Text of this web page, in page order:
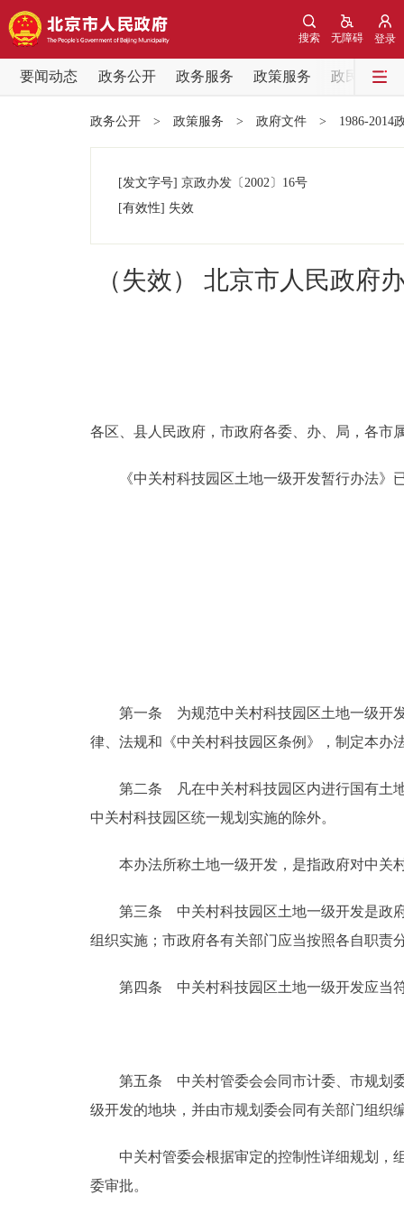
登录
无障碍
搜索
要闻动态 政务公开 政务服务 政策服务
政民互动
党中央精神
政务公开
12345网上接诉即办
参与调查
绿色北京
DEUTSCH
政务公开 > 政策服务 > 政府文件 > 1986-2014
[发文字号] 京政办发 〔2002〕 16号
[有效性] 失效
（失效） 北京市人民政府
各区、县人民政府，市政府各委、办、局，各市
《中关村科技园区土地一级开发暂行办法》
第一条 为规范中关村科技园区土地一级开发
律、法规和《中关村科技园区条例》，制定本办
第二条 凡在中关村科技园区内进行国有土地
中关村科技园区统一规划实施的除外。
本办法所称土地一级开发，是指政府对中关
第三条 中关村科技园区土地一级开发是政府
组织实施；市政府各有关部门应当按照各自职责
第四条 中关村科技园区土地一级开发应当符
第五条 中关村管委会会同市计委、市规划委
级开发的地块，并由市规划委会同有关部门组织
中关村管委会根据审定的控制性详细规划，组
委审批。